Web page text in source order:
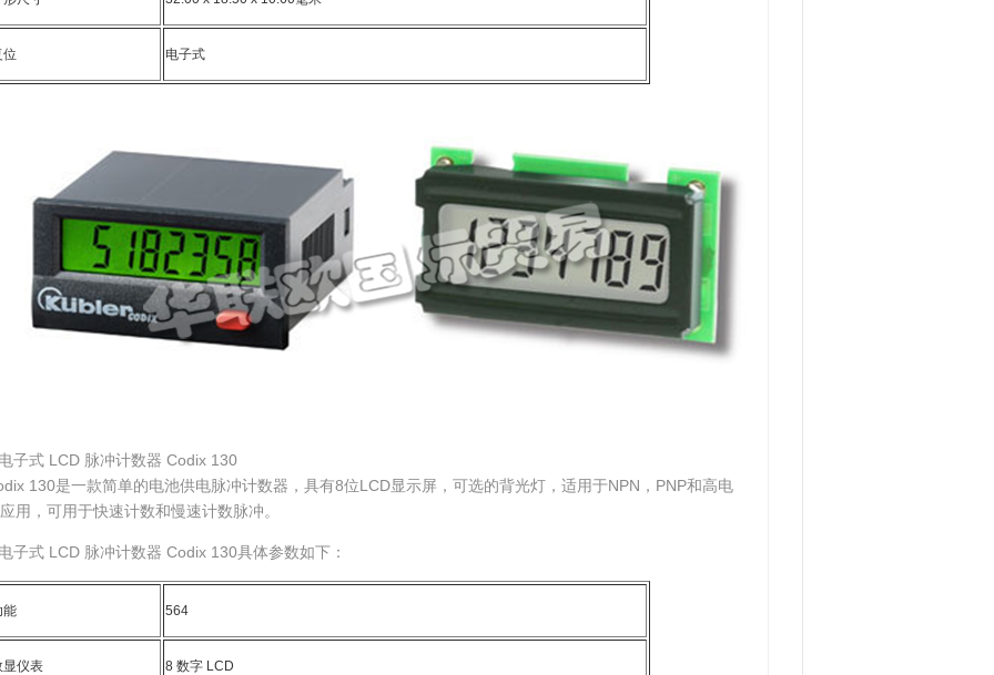
位 电子式
子式 LCD 脉冲计数器 Codix 130
130是一款简单的电池供电脉冲计数器，具有8位LCD显示屏，可选的背光灯，适用于NPN，PNP和高电
用，可用于快速计数和慢速计数脉冲。
子式 LCD 脉冲计数器 Codix 130具体参数如下：
能 564
显仪表 8 数字 LCD